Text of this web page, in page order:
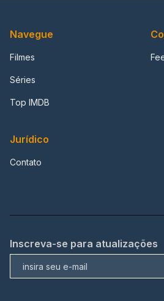
Navegue
Filmes
Séries
Top IMDB
Jurídico
Contato
Inscreva-se para atualizações